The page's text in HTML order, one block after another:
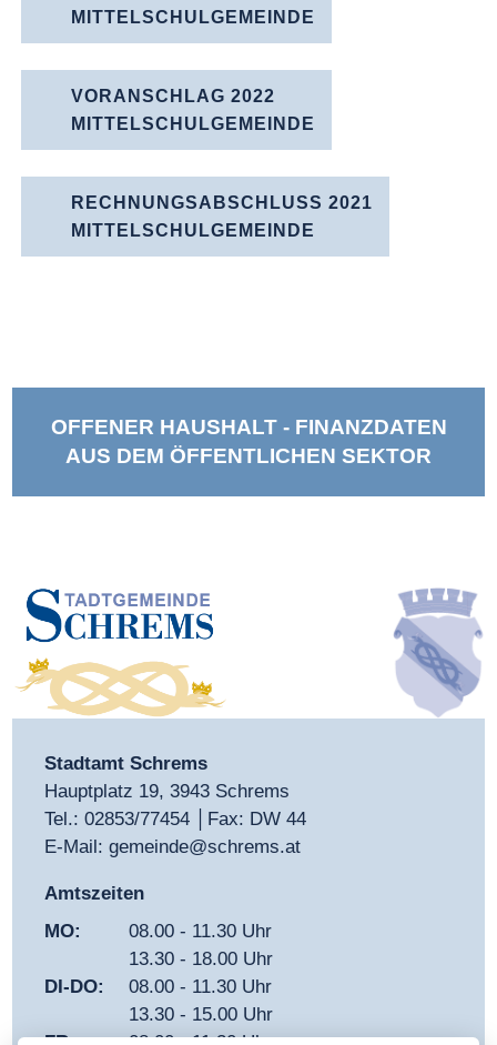
MITTELSCHULGEMEINDE
VORANSCHLAG 2022
MITTELSCHUL­GEMEINDE
RECHNUNGS­ABSCHLUSS 2021
MITTELSCHUL­GEMEINDE
OFFENER HAUSHALT - FINANZDATEN
AUS DEM ÖFFENTLICHEN SEKTOR
Stadtamt Schrems
Hauptplatz 19, 3943 Schrems
Tel.: 02853/77454
│Fax: DW 44
E-Mail: gemeinde@schrems.at
Amtszeiten
MO:
08.00 - 11.30 Uhr
13.30 - 18.00 Uhr
DI-DO:
08.00 - 11.30 Uhr
13.30 - 15.00 Uhr